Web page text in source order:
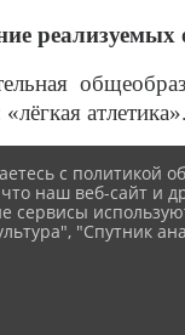
атлетика».
на
с политикой
наш веб-сайт и
сервисы
"Спутник